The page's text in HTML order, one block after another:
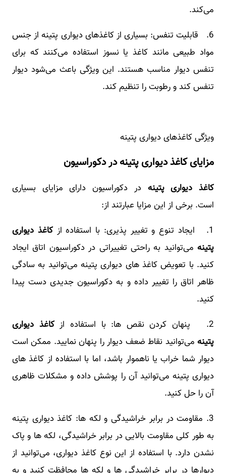
می‌کند.
6. قابلیت تنفس: بسیاری از کاغذهای دیواری پتینه از جنس
مواد طبیعی مانند کاغذ یا نسوز استفاده می‌کنند که برای
تنفس دیوار مناسب هستند. این ویژگی باعث می‌شود دیوار
تنفس کند و رطوبت را تنظیم کند.
ویژگی کاغذهای دیواری پتینه
مزایای کاغذ دیواری پتینه در دکوراسیون
کاغذ دیواری پتینه در دکوراسیون دارای مزایای بسیاری
است. برخی از این مزایا عبارتند از:
1. ایجاد تنوع و تغییر پذیری: با استفاده از
کاغذ دیواری
پتینه می‌توانید به راحتی تغییراتی در دکوراسیون اتاق ایجاد
کنید. با تعویض کاغذ های دیواری پتینه می‌توانید به سادگی
ظاهر اتاق را تغییر داده و به دکوراسیون جدیدی دست پیدا
کنید.
2. پنهان کردن نقص ‌ها: با استفاده از
کاغذ دیواری
پتینه می‌توانید نقاط ضعف دیوار را پنهان نمایید. ممکن است
دیوار شما خراب یا ناهموار باشد، اما با استفاده از کاغذ های
دیواری پتینه می‌توانید آن را پوشش داده و مشکلات ظاهری
آن را حل کنید.
3. مقاومت در برابر خراشیدگی و لکه ‌ها: کاغذ دیواری پتینه
به طور کلی مقاومت بالایی در برابر خراشیدگی، لکه ‌ها و پاک
نشدن دارد. با استفاده از این نوع کاغذ دیواری، می‌توانید از